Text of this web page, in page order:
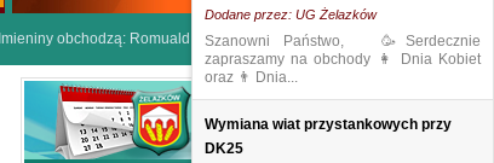
Imieniny obchodzą: Romuald, Roman i Irena
Dodane przez: UG Żelazków
Szanowni Państwo, 🥳Serdecznie
zapraszamy na obchody 👩 Dnia Kobiet
oraz 👨 Dnia...
Wymiana wiat przystankowych przy
DK25